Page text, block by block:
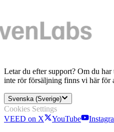
Letar du efter support? Om du
inte rör försäljning finns vi här för
Svenska (Sverige)
Cookies Settings
VEED on X
YouTube